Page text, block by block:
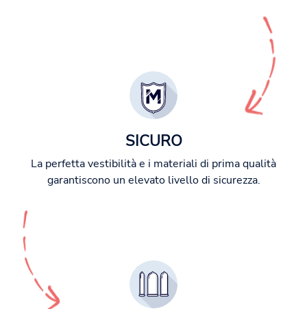
SICURO
La perfetta vestibilità e i materiali di prima qualità
garantiscono un elevato livello di sicurezza.